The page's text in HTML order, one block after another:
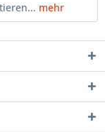
mehr